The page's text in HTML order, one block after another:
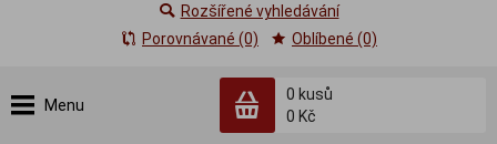
Menu
0 kusů
0 Kč
Rozšířené vyhledávání
Porovnávané (0)
Oblíbené (0)